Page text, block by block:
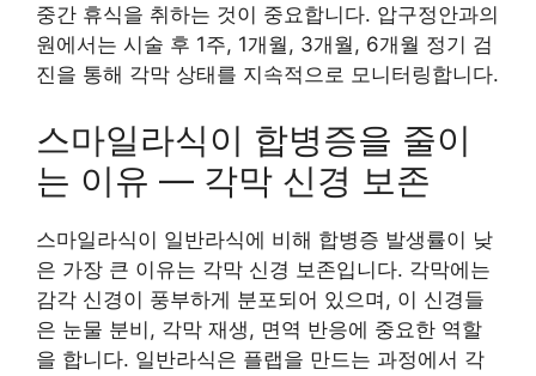
중간 휴식을 취하는 것이 중요합니다. 압구정안과의
원에서는 시술 후 1주, 1개월, 3개월, 6개월 정기 검
진을 통해 각막 상태를 지속적으로 모니터링합니다.
스마일라식이 합병증을 줄이
는 이유 — 각막 신경 보존
스마일라식이 일반라식에 비해 합병증 발생률이 낮
은 가장 큰 이유는 각막 신경 보존입니다. 각막에는
감각 신경이 풍부하게 분포되어 있으며, 이 신경들
은 눈물 분비, 각막 재생, 면역 반응에 중요한 역할
을 합니다. 일반라식은 플랩을 만드는 과정에서 각